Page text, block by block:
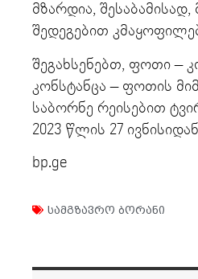
მზარდია,
შედეგებით
შეგახსენებთ, ფოთი –
კონსტანცა – ფოთის
საბორნე რეისებით
2023 წლის 27
bp.ge
სამგზავრო ბორანი